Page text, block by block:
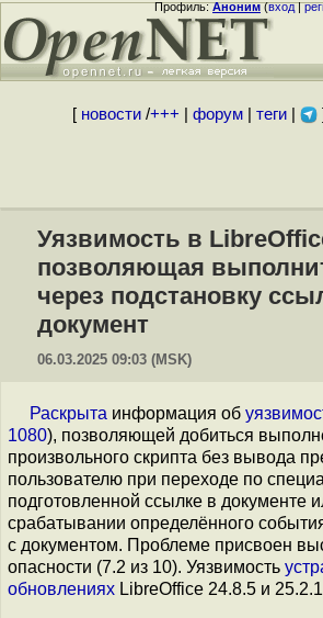
Профиль:Аноним(вход|
[ новости/+++ форум| теги| ]
Уязвимость в
позволяющая
через подстановку
документ
06.03.2025 09:03 (MSK)
Раскрыта информация об
1080), позволяющей добиться
произвольного скрипта без вывода
пользователю при переходе по
подготовленной ссылке в документе
срабатывании определённого
с документом. Проблеме присвоен
опасности (7.2 из 10). Уязвимость
обновлениях LibreOffice 24.8.5 и